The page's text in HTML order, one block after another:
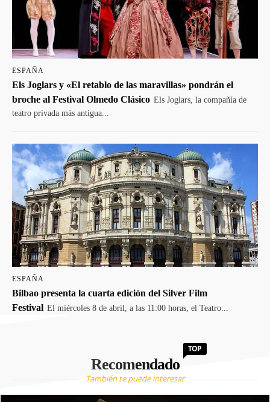
ESPAÑA
Els Joglars y «El retablo de las maravillas» pondrán el
broche al Festival Olmedo Clásico Els Joglars, la compañía de
teatro privada más antigua...
ESPAÑA
Bilbao presenta la cuarta edición del Silver Film
Festival El miércoles 8 de abril, a las 11:00 horas, el Teatro...
Recomendado
TOP
También te puede interesar